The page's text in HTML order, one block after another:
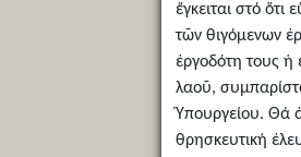
ἔγκειται στό
τῶν θιγόμενων
ἐργοδότη τους ἡ
λαοῦ,
Ὑπουργείου. Θά
θρησκευτική